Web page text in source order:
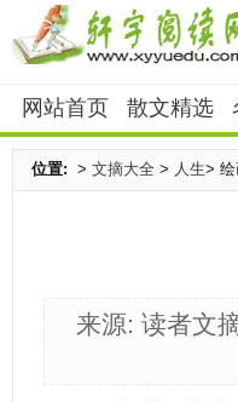
网站首页 散文精选
位置: > 文摘大全 > 人生>
来源: 读者文